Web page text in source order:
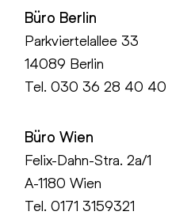
Büro Berlin
Parkviertelallee 33
14089 Berlin
Tel.030 36 28 40 40
Büro Wien
Felix-Dahn-Stra. 2a/1
A-1180 Wien
Tel. 0171 3159321